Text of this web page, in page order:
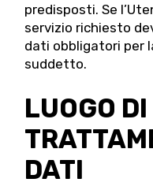
predisposti. Se
servizio richiesto
dati obbligatori per
suddetto.
LUOGO DI
DATI